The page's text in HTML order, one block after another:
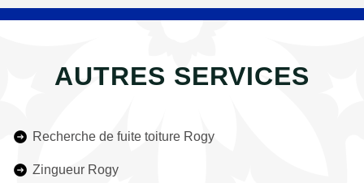
AUTRES SERVICES
Recherche de fuite toiture Rogy
Zingueur Rogy